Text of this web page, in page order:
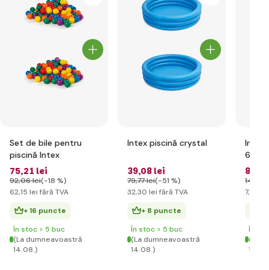
Set de bile pentru
piscină Intex
75,21 lei
92,06 lei(-18 %)
62,15 lei fără TVA
+ 16 puncte
În stoc > 5 buc
(La dumneavoastră
14.08.)
Intex piscină crystal
39,08 lei
79,77 lei(-51 %)
32,30 lei fără TVA
+ 8 puncte
În stoc > 5 buc
(La dumneavoastră
14.08.)
Intex
61cm
8
14
7,42 lei
În
(La